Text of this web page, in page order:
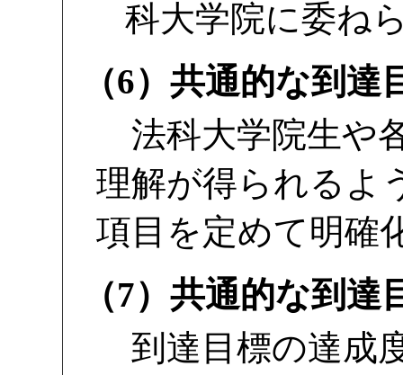
科大学院に委ね
（6）共通的な到達
法科大学院生や
理解が得られるよ
項目を定めて明確
（7）共通的な到
到達目標の達成